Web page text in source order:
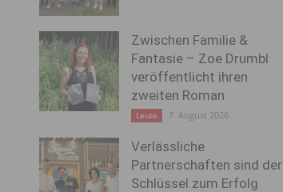
Zwischen Familie &
Fantasie – Zoe Drumbl
veröffentlicht ihren
zweiten Roman
Leute 7. August 2026
Verlässliche
Partnerschaften sind der
Schlüssel zum Erfolg